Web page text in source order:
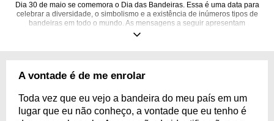
Dia 30 de maio se comemora o Dia das Bandeiras. Essa é uma data para
celebrar a diversidade, o simbolismo e a existência de inúmeros tipos de
bandeiras em todo o mundo. As mensagens a seguir apresentam
mensagens para várias delas, tanto de países quanto de movimentos
A vontade é de me enrolar
Toda vez que eu vejo a bandeira do meu país em um
lugar que eu não conheço, a vontade que eu tenho é